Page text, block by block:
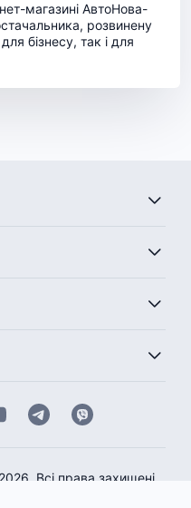
магазині АвтоНова-
розвинену
бізнесу, так і для
Всі права захищені